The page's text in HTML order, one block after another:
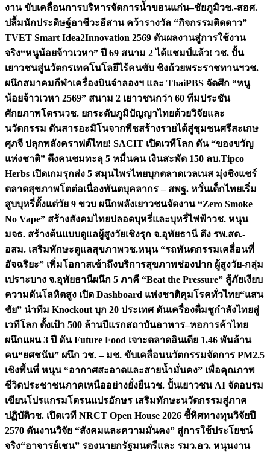
งาน ขับเคลื่อนการบริหารจัดการน้ำขอนแก่น–ชัยภูมิวช.-สอศ.
ปลื้มนักประดิษฐ์อาชีวะอีสาน คว้ารางวัล “กิจกรรมติดดาว”
TVET Smart Idea2Innovation 2569 ดันผลงานสู่การใช้งาน
จริง“หนูน้อยจ้าวเวหา” ปี 69 สนาม 2 ได้แชมป์แล้ว! วช. ปั้น
เยาวชนสู่นวัตกรเทคโนโลยีไร้คนขับ ชิงถ้วยพระราชทานฯวช.
ผนึกสมาคมกีฬาเครื่องบินจำลองฯ และ ThaiPBS จัดศึก “หนู
น้อยจ้าวเวหา 2569” สนาม 2 เยาวชนกว่า 60 ทีมประชัน
ศักยภาพโดรนวช. ยกระดับภูมิปัญญาไทยด้วยวิจัยและ
นวัตกรรม ดันสารอะมิโนจากพืชสร้างรายได้สู่ชุมชนศรีสะเกษ
ศุภจี ปลุกพลังคราฟต์ไทย! SACIT เปิดเวทีโลก ดัน “ของขวัญ
แห่งชาติ” ดึงคนชมทะลุ 5 หมื่นคน เงินสะพัด 150 ลบ.Tipco
Herbs เปิดเกมรุกส่ง 5 สมุนไพรไทยบุกตลาดเวลเนส มุ่งชิงแชร์
ตลาดสุขภาพโตต่อเนื่องทันตบุคลากร – สพฐ. หวั่นเด็กไทยเริ่ม
สูบบุหรี่ตั้งแต่วัย 9 ขวบ ผนึกพลังเยาวชนจัดงาน “Zero Smoke
No Vape” สร้างสังคมไทยปลอดบุหรี่และบุหรี่ไฟฟ้าวช. หนุน
มจธ. สร้างต้นแบบดูแลผู้สูงวัยเชิงรุก จ.อุทัยธานี ดึง รพ.สต.-
อสม. เสริมทักษะดูแลสุขภาพวช.หนุน “รถทันตกรรมเคลื่อนที่
อัจฉริยะ” เพิ่มโอกาสเข้าถึงบริการสุขภาพช่องปาก ผู้สูงวัย-กลุ่ม
เปราะบาง จ.อุทัยธานีผนึก 5 ภาคี “Beat the Pressure” สู้ภัยเงียบ
ความดันโลหิตสูง เปิด Dashboard แห่งชาติคุมโรคทั่วไทย“แสน
ชัย” นำทีม Knockout บุก 20 ประเทศ ดันเครื่องดื่มชูกำลังไทยสู่
เวทีโลก ตั้งเป้า 500 ล้านปีแรกสถาบันอาหาร–หอการค้าไทย
ผนึกแผน 3 ปี ดัน Future Food เจาะตลาดอินเดีย 1.46 พันล้าน
คน“ยศชนัน” ผนึก วช. – มช. ขับเคลื่อนนวัตกรรมจัดการ PM2.5
เชิงพื้นที่ หนุน “อากาศสะอาดและสายน้ำมั่นคง” เพื่อคุณภาพ
ชีวิตประชาชนภาคเหนืออย่างยั่งยืนวช. ปั้นเยาวชน AI จัดอบรม
เขียนโปรแกรมโดรนแปรอักษร เสริมทักษะนวัตกรรมสู่ภาค
ปฏิบัติวช. เปิดเวที NRCT Open House 2026 ชี้ทิศทางทุนวิจัยปี
2570 ดันงานวิจัย “สังคมและความมั่นคง” สู่การใช้ประโยชน์
จริง“อาจารย์เชน” รองนายกรัฐมนตรีและ รมว.อว. หนุนงาน